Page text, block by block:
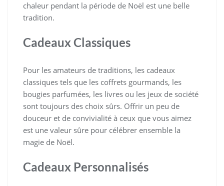
chaleur pendant la période de Noël est une belle
tradition.
Cadeaux Classiques
Pour les amateurs de traditions, les cadeaux
classiques tels que les coffrets gourmands, les
bougies parfumées, les livres ou les jeux de société
sont toujours des choix sûrs. Offrir un peu de
douceur et de convivialité à ceux que vous aimez
est une valeur sûre pour célébrer ensemble la
magie de Noël.
Cadeaux Personnalisés